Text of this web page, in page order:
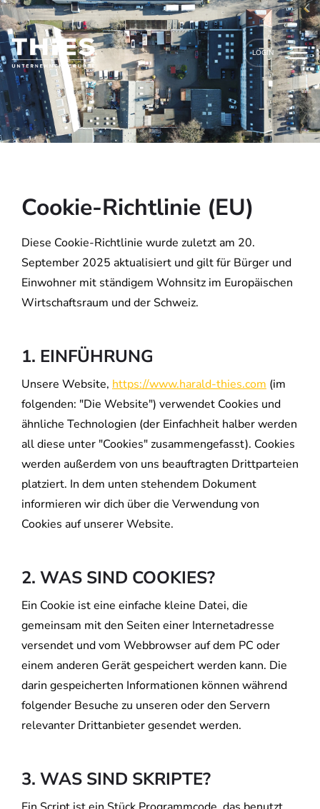
LOGIN
Cookie-Richtlinie (EU)
Diese Cookie-Richtlinie wurde zuletzt am 20.
September 2025 aktualisiert und gilt für Bürger und
Einwohner mit ständigem Wohnsitz im Europäischen
Wirtschaftsraum und der Schweiz.
1. EINFÜHRUNG
Unsere Website, https://www.harald-thies.com (im
folgenden: "Die Website") verwendet Cookies und
ähnliche Technologien (der Einfachheit halber werden
all diese unter "Cookies" zusammengefasst). Cookies
werden außerdem von uns beauftragten Drittparteien
platziert. In dem unten stehendem Dokument
informieren wir dich über die Verwendung von
Cookies auf unserer Website.
2. WAS SIND COOKIES?
Ein Cookie ist eine einfache kleine Datei, die
gemeinsam mit den Seiten einer Internetadresse
versendet und vom Webbrowser auf dem PC oder
einem anderen Gerät gespeichert werden kann. Die
darin gespeicherten Informationen können während
folgender Besuche zu unseren oder den Servern
relevanter Drittanbieter gesendet werden.
3. WAS SIND SKRIPTE?